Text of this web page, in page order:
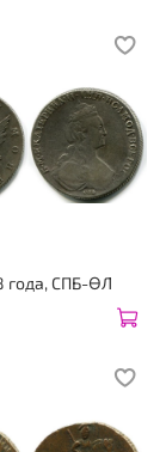
года, СПБ-ϴЛ